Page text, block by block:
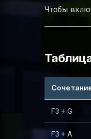
Чтобы
F3 + G
F3 + A